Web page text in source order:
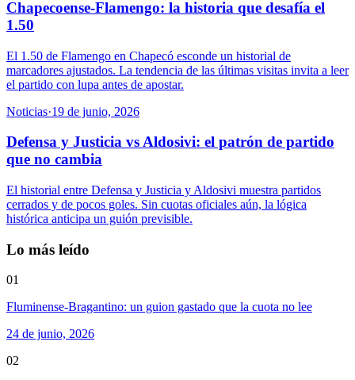
Chapecoense-Flamengo: la historia que desafía el
1.50
El 1.50 de Flamengo en Chapecó esconde un historial de
marcadores ajustados. La tendencia de las últimas visitas invita a leer
el partido con lupa antes de apostar.
Noticias·19 de junio, 2026
Defensa y Justicia vs Aldosivi: el patrón de partido
que no cambia
El historial entre Defensa y Justicia y Aldosivi muestra partidos
cerrados y de pocos goles. Sin cuotas oficiales aún, la lógica
histórica anticipa un guión previsible.
Lo más leído
01
Fluminense-Bragantino: un guion gastado que la cuota no lee
24 de junio, 2026
02